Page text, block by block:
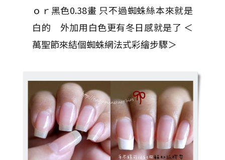
ｏｒ黑色0.38畫 只不過蜘蛛絲本來就是
白的 外加用白色更有冬日感就是了 ＜
萬聖節來結個蜘蛛網法式彩繪步驟＞